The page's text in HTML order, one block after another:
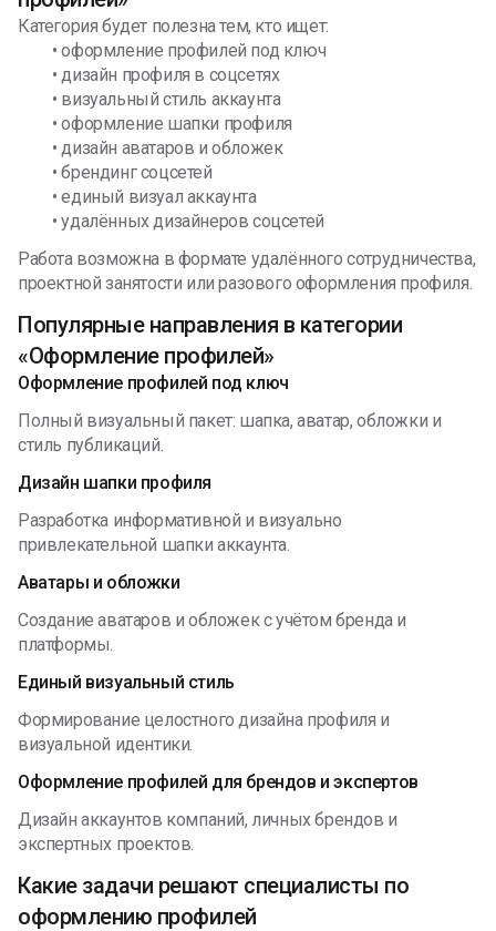
Категория будет полезна тем, кто ищет:
• оформление профилей под ключ
• дизайн профиля в соцсетях
• визуальный стиль аккаунта
• оформление шапки профиля
• дизайн аватаров и обложек
• брендинг соцсетей
• единый визуал аккаунта
• удалённых дизайнеров соцсетей
Работа возможна в формате удалённого сотрудничества,
проектной занятости или разового оформления профиля.
Популярные направления в категории
«Оформление профилей»
Оформление профилей под ключ
Полный визуальный пакет: шапка, аватар, обложки и
стиль публикаций.
Дизайн шапки профиля
Разработка информативной и визуально
привлекательной шапки аккаунта.
Аватары и обложки
Создание аватаров и обложек с учётом бренда и
платформы.
Единый визуальный стиль
Формирование целостного дизайна профиля и
визуальной идентики.
Оформление профилей для брендов и экспертов
Дизайн аккаунтов компаний, личных брендов и
экспертных проектов.
Какие задачи решают специалисты по
оформлению профилей